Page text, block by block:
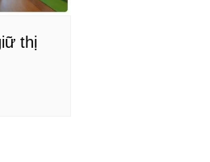
thị